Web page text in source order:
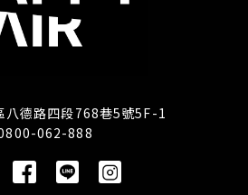
八德路四段768巷5號5F-1
062-888